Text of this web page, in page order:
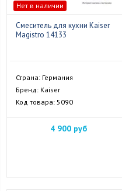
Нет в наличии
Смеситель для кухни Kaiser
Magistro 14133
Страна: Германия
Бренд: Kaiser
Код товара: 5090
4 900 руб